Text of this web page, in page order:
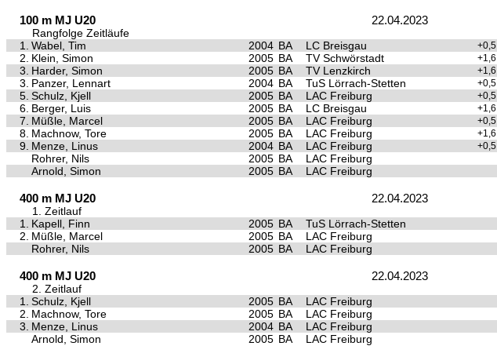
100 m MJ U20 22.04.2023
Rangfolge Zeitläufe
1.
Wabel, Tim 2004 BA LC Breisgau +0,5
2. Klein, Simon 2005 BA TV Schwörstadt +1,6
3. Harder, Simon 2005 BA TV Lenzkirch +1,6
3. Panzer, Lennart 2004 BA TuS Lörrach-Stetten +0,5
5. Schulz, Kjell 2005 BA LAC Freiburg +0,5
6. Berger, Luis 2005 BA LC Breisgau +1,6
7. Müßle, Marcel 2005 BA LAC Freiburg +0,5
8. Machnow, Tore 2005 BA LAC Freiburg +1,6
9. Menze, Linus 2004 BA LAC Freiburg +0,5
Rohrer, Nils 2005 BA LAC Freiburg
Arnold, Simon
2005 BA LAC Freiburg
400 m MJ U20 22.04.2023
1. Zeitlauf
1.
Kapell, Finn 2005 BA TuS Lörrach-Stetten
2. Müßle, Marcel 2005 BA LAC Freiburg
Rohrer, Nils 2005 BA LAC Freiburg
400 m MJ U20 22.04.2023
2. Zeitlauf
1.
Schulz, Kjell 2005 BA LAC Freiburg
2. Machnow, Tore 2005 BA LAC Freiburg
3. Menze, Linus 2004 BA LAC Freiburg
Arnold, Simon 2005 BA LAC Freiburg